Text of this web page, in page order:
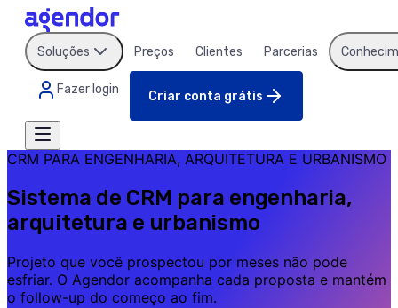
Soluções Preços Clientes Parcerias
Fazer login Criar conta grátis
CRM PARA ENGENHARIA, ARQUITETURA E URBANISMO
Sistema de CRM para engenharia,
arquitetura e urbanismo
Projeto que você prospectou por meses não pode
esfriar. O Agendor acompanha cada proposta e mantém
o follow-up do começo ao fim.